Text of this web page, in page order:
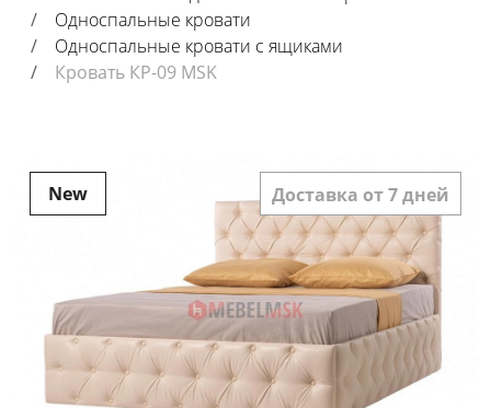
Односпальные кровати
Односпальные кровати с ящиками
Кровать КР-09 MSK
New Доставка от 7 дней